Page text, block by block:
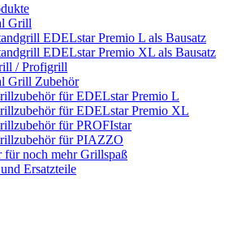
Grill
EDELstar Premio L als Bausatz
EDELstar Premio XL als Bausatz
/ Profigrill
Grill Zubehör
für EDELstar Premio L
für EDELstar Premio XL
für PROFIstar
für PIAZZO
für noch mehr Grillspaß
Ersatzteile